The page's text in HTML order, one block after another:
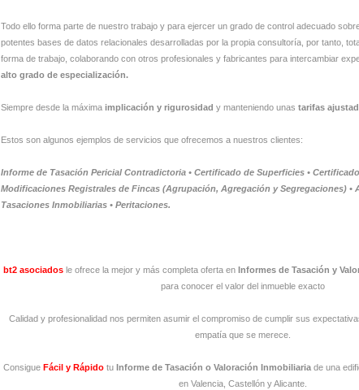
Todo ello forma parte de nuestro trabajo y para ejercer un grado de control adecuado
potentes bases de datos relacionales desarrolladas por la propia consultoría, por tanto,
forma de trabajo, colaborando con otros profesionales y fabricantes para intercambiar
alto grado de especialización.
Siempre desde la máximaimplicación y rigurosidady manteniendo unas tarifas
Estos son algunos ejemplos de servicios que ofrecemos a nuestros clientes:
Informe de Tasación Pericial Contradictoria • Certificado de Superficies •
Modificaciones Registrales de Fincas (Agrupación, Agregación y Segregaciones)•
Tasaciones Inmobiliarias • Peritaciones.
bt2 asociadosle ofrece la mejor y más completa oferta en Informes de Tasación y
para conocer el valor del inmueble exacto
Calidad y profesionalidad nos permiten asumir el compromiso de cumplir sus
empatía que se merece.
ConsigueFácil y Rápido tu Informe de Tasación o Valoración Inmobiliariade una
en Valencia, Castellón y Alicante.